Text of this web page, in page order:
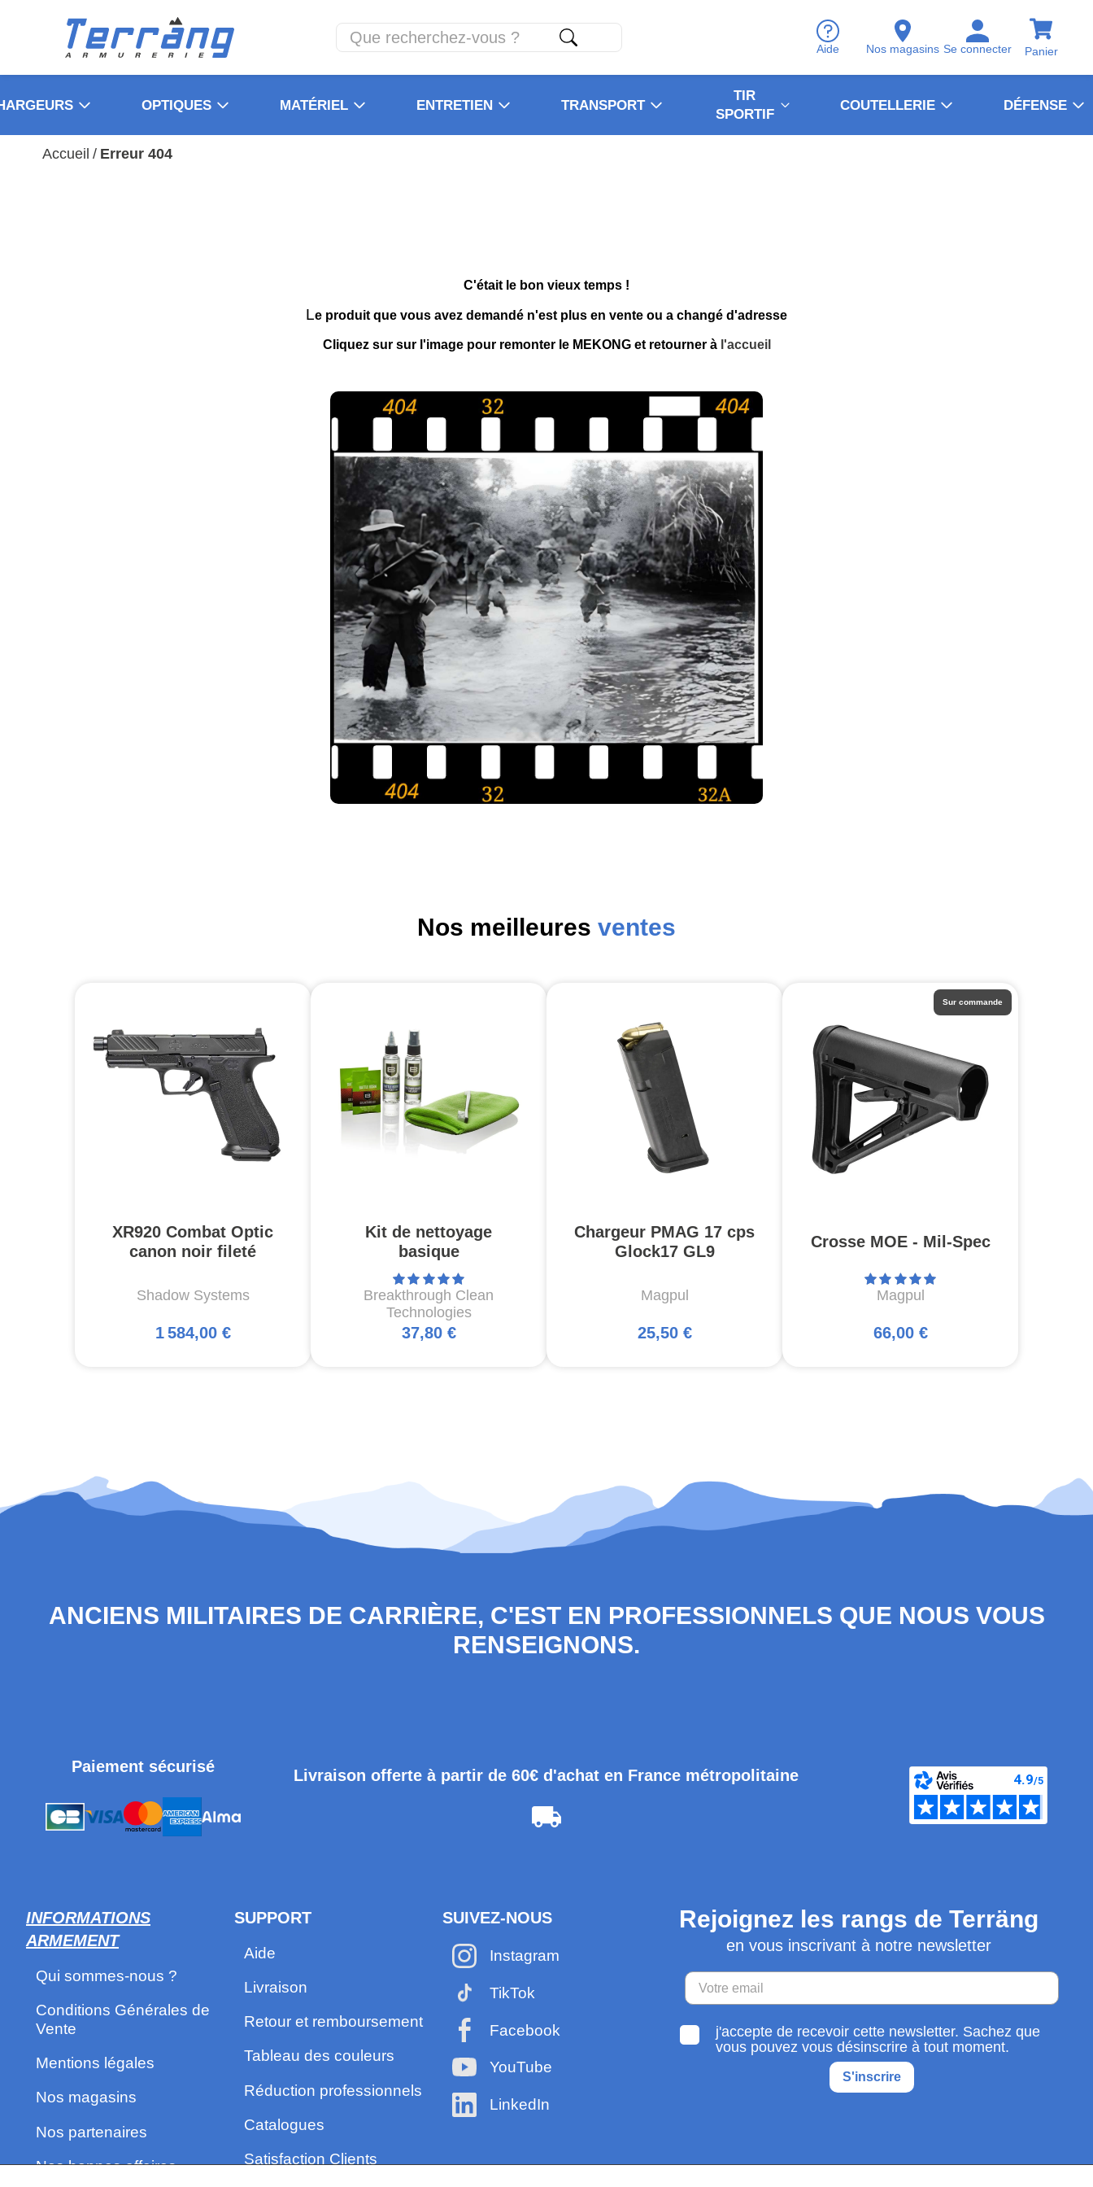
Aide Nos magasins Se connecter Panier
OPTIQUES MATÉRIEL ENTRETIEN TRANSPORT
TIR
SPORTIF
COUTELLERIE DÉFENSE
Accueil / Erreur 404
C'était le bon vieux temps !
Le produit que vous avez demandé n'est plus en vente ou a changé d'adresse
Cliquez sur sur l'image pour remonter le MEKONG et retourner à l'accueil
Nos meilleures ventes
XR920 Combat Optic
canon noir fileté
Shadow Systems
1 584,00 €
Kit de nettoyage
basique
Breakthrough Clean
Technologies
37,80 €
Chargeur PMAG 17 cps
Glock17 GL9
Magpul
25,50 €
Crosse MOE - Mil-Spec
Magpul
66,00 €
Sur commande
ANCIENS MILITAIRES DE CARRIÈRE, C'EST EN PROFESSIONNELS QUE NOUS VOUS
RENSEIGNONS.
Paiement sécurisé Livraison offerte à partir de 60€ d'achat en France métropolitaine
INFORMATIONS
ARMEMENT
Qui sommes-nous ?
Conditions Générales de
Vente
Mentions légales
Nos magasins
Nos partenaires
Nos bonnes affaires
SUPPORT
Aide
Livraison
Retour et remboursement
Tableau des couleurs
Réduction professionnels
Catalogues
Satisfaction Clients
SUIVEZ-NOUS
Instagram
TikTok
Facebook
YouTube
LinkedIn
Rejoignez les rangs de Terräng
en vous inscrivant à notre newsletter
j'accepte de recevoir cette newsletter. Sachez que
vous pouvez vous désinscrire à tout moment.
S'inscrire